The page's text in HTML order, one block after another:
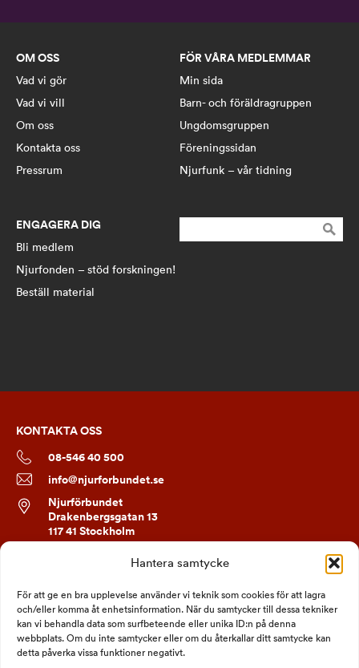
Hantera samtycke
För att ge en bra upplevelse använder vi teknik som cookies för att lagra
och/eller komma åt enhetsinformation. När du samtycker till dessa tekniker
kan vi behandla data som surfbeteende eller unika ID:n på denna
webbplats. Om du inte samtycker eller om du återkallar ditt samtycke kan
detta påverka vissa funktioner negativt.
OM OSS
Vad vi gör
Vad vi vill
Om oss
Kontakta oss
Pressrum
ENGAGERA DIG
Bli medlem
Njurfonden – stöd forskningen!
Beställ material
FÖR VÅRA MEDLEMMAR
Min sida
Barn- och föräldragruppen
Ungdomsgruppen
Föreningssidan
Njurfunk – vår tidning
efter:
KONTAKTA OSS
08-546 40 500
info@njurforbundet.se
Njurförbundet
Drakenbergsgatan 13
117 41 Stockholm